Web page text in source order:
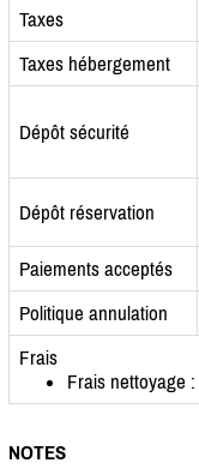
Taxes
Taxes hébergement
Dépôt sécurité
Dépôt réservation
Paiements acceptés
Politique annulation
Frais
Frais nettoyage :
NOTES